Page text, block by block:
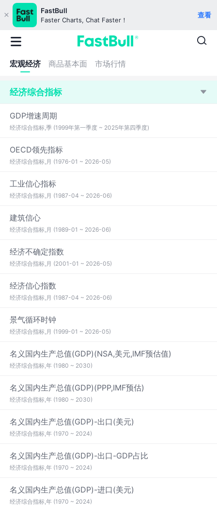
FastBull
Faster Charts, Chat Faster！
查看
宏观经济 商品基本面 市场行情
经济综合指标
GDP增速周期
经济综合指标,季 (1999年第一季度 ~ 2025年第四季度)
OECD领先指标
经济综合指标,月 (1976-01 ~ 2026-05)
工业信心指标
经济综合指标,月 (1987-04 ~ 2026-06)
建筑信心
经济综合指标,月 (1989-01 ~ 2026-06)
经济不确定指数
经济综合指标,月 (2001-01 ~ 2026-05)
经济信心指数
经济综合指标,月 (1987-04 ~ 2026-06)
景气循环时钟
经济综合指标,月 (1999-01 ~ 2026-05)
名义国内生产总值(GDP)(NSA,美元,IMF预估值)
经济综合指标,年 (1980 ~ 2030)
名义国内生产总值(GDP)(PPP,IMF预估)
经济综合指标,年 (1980 ~ 2030)
名义国内生产总值(GDP)-出口(美元)
经济综合指标,年 (1970 ~ 2024)
名义国内生产总值(GDP)-出口-GDP占比
经济综合指标,年 (1970 ~ 2024)
名义国内生产总值(GDP)-进口(美元)
经济综合指标,年 (1970 ~ 2024)